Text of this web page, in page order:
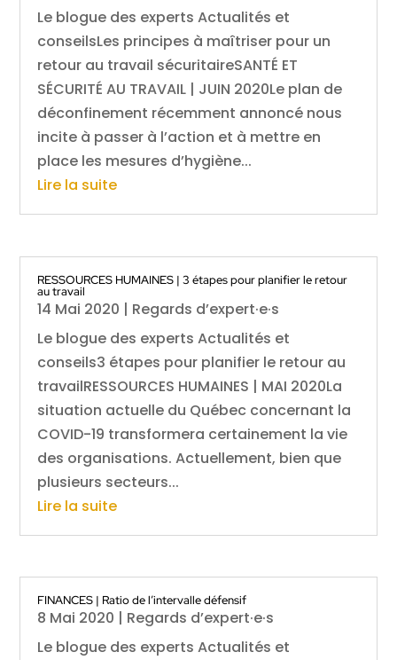
Le blogue des experts Actualités et
conseilsLes principes à maîtriser pour un
retour au travail sécuritaireSANTÉ ET
SÉCURITÉ AU TRAVAIL | JUIN 2020Le plan de
déconfinement récemment annoncé nous
incite à passer à l’action et à mettre en
place les mesures d’hygiène...
Lire la suite
RESSOURCES HUMAINES | 3 étapes pour planifier le retour
au travail
14 Mai 2020 | Regards d’expert·e·s
Le blogue des experts Actualités et
conseils3 étapes pour planifier le retour au
travailRESSOURCES HUMAINES | MAI 2020La
situation actuelle du Québec concernant la
COVID-19 transformera certainement la vie
des organisations. Actuellement, bien que
plusieurs secteurs...
Lire la suite
FINANCES | Ratio de l’intervalle défensif
8 Mai 2020 | Regards d’expert·e·s
Le blogue des experts Actualités et